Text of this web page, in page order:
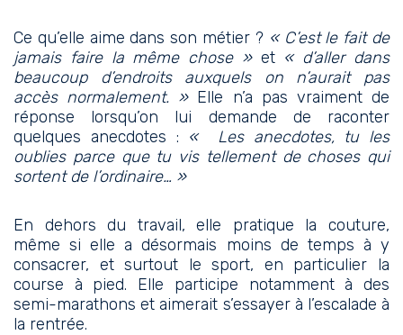
Ce qu’elle aime dans son métier ? « C’est le fait de
jamais faire la même chose »et « d’aller dans
beaucoup d’endroits auxquels on n’aurait pas
accès normalement. »Elle n’a pas vraiment de
réponse lorsqu’on lui demande de raconter
quelques anecdotes : « Les anecdotes, tu les
oublies parce que tu vis tellement de choses qui
sortent de l’ordinaire… »
En dehors du travail, elle pratique la couture,
même si elle a désormais moins de temps à y
consacrer, et surtout le sport, en particulier la
course à pied. Elle participe notamment à des
semi-marathons et aimerait s’essayer à l’escalade à
la rentrée.